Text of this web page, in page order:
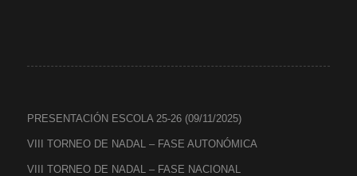
PRESENTACIÓN ESCOLA 25-26 (09/11/2025)
VIII TORNEO DE NADAL – FASE AUTONÓMICA
VIII TORNEO DE NADAL – FASE NACIONAL